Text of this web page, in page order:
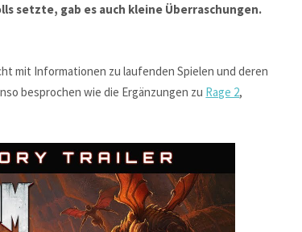
setzte, gab es auch kleine Überraschungen.
mit Informationen zu laufenden Spielen und deren
besprochen wie die Ergänzungen zu Rage 2,